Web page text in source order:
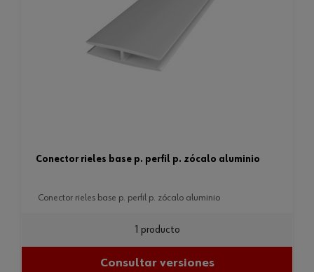
conector rieles base p. perfil p. zócalo aluminio
conector rieles base p. perfil p. zócalo aluminio
1 producto
Consultar versiones